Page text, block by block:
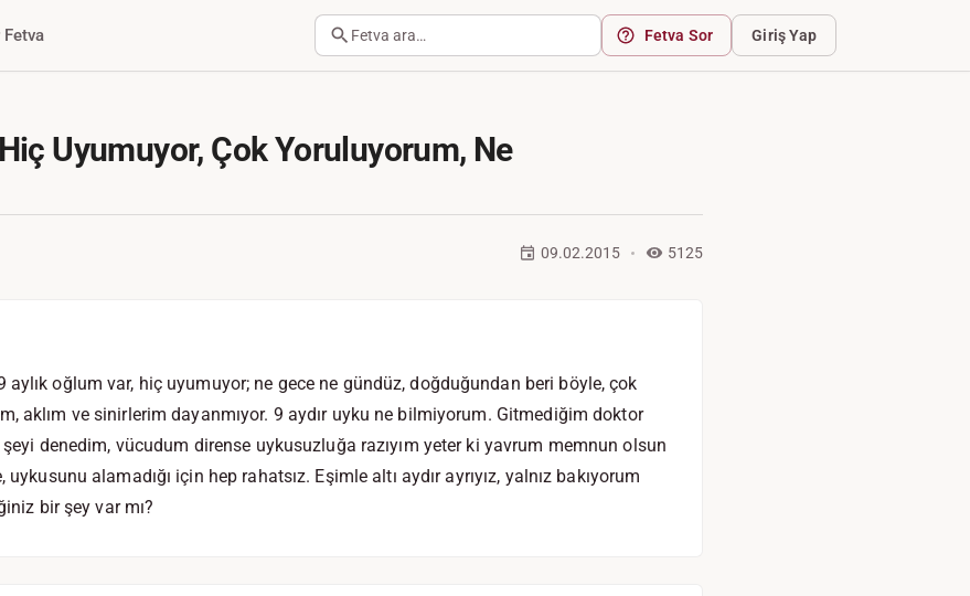
Fetva Fetva ara… Fetva Sor Giriş Yap
Uyumuyor, Çok Yoruluyorum, Ne
09.02.2015 5125
oğlum var, hiç uyumuyor; ne gece ne gündüz, doğduğundan beri böyle, çok
aklım ve sinirlerim dayanmıyor. 9 aydır uyku ne bilmiyorum. Gitmediğim doktor
denedim, vücudum dirense uykusuzluğa razıyım yeter ki yavrum memnun olsun
alamadığı için hep rahatsız. Eşimle altı aydır ayrıyız, yalnız bakıyorum
bir şey var mı?